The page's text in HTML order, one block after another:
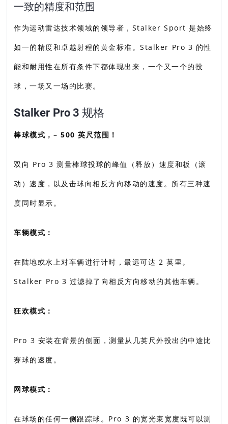
一致的精度和范围
作为运动雷达技术领域的领导者，Stalker Sport 是始终
如一的精度和卓越射程的黄金标准。Stalker Pro 3 的性
能和耐用性在所有条件下都体现出来，一个又一个的投
球，一场又一场的比赛。
Stalker Pro 3 规格
棒球模式，– 500 英尺范围！
双向 Pro 3 测量棒球投球的峰值（释放）速度和板（滚
动）速度，以及击球向相反方向移动的速度。所有三种速
度同时显示。
车辆模式：
在陆地或水上对车辆进行计时，最远可达 2 英里。
Stalker Pro 3 过滤掉了向相反方向移动的其他车辆。
狂欢模式：
Pro 3 安装在背景的侧面，测量从几英尺外投出的中途比
赛球的速度。
网球模式：
在球场的任何一侧跟踪球。Pro 3 的宽光束宽度既可以测